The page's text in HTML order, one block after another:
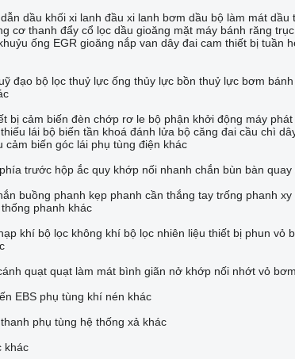
dầu khối xi lanh đầu xi lanh bơm dầu bộ làm mát dầu
cơ thanh đẩy cổ lọc dầu gioăng mặt máy bánh răng
ống EGR gioăng nắp van dây đai cam thiết bị tuần
đạo bộ lọc thuỷ lực ống thủy lực bồn thuỷ lực bơm
bị cảm biến đèn chớp rơ le bộ phận khởi động máy
lái bộ biến tần khoá đánh lửa bộ căng đai cầu chì
cảm biến góc lái phụ tùng điện khác
trước hộp ắc quy khớp nối nhanh chắn bùn bàn quay
buồng phanh kẹp phanh cần thắng tay trống phanh xy
phanh khác
khí bộ lọc không khí bộ lọc nhiên liệu thiết bị phun vỏ
quạt quạt làm mát bình giãn nở khớp nối nhớt vỏ
EBS phụ tùng khí nén khác
phụ tùng hệ thống xả khác
khác